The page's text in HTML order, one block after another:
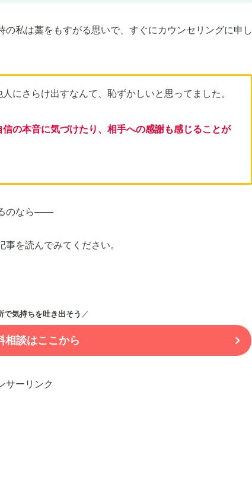
私は藁をもすがる思いで、すぐにカウンセリングに申し
にさらけ出すなんて、恥ずかしいと思ってました。
の本音に気づけたり、相手への感謝も感じることが
るのなら——
を読んでみてください。
で気持ちを吐き出そう ／
相談はここから
サーリンク